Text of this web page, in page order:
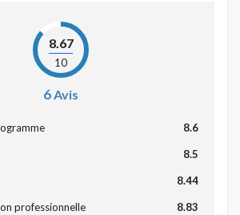
8.67
10
6Avis
8.6
8.5
8.44
professionnelle 8.83